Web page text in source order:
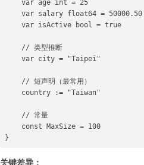
    var age int = 25
    var salary float64 = 50000.50
    var isActive bool = true
    // 类型推断
    var city = "Taipei"
    // 短声明（最常用）
    country := "Taiwan"
    // 常量
    const MaxSize = 100
}
关键差异：